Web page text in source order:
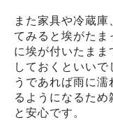
また家具や冷蔵
てみると埃がた
に埃が付いたま
しておくといい
うであれば雨に
るようになるため
と安心です。